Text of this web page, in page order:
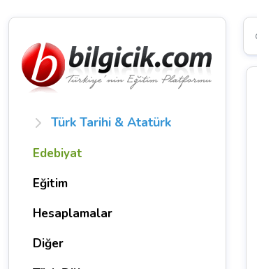
Türk Tarihi & Atatürk
Edebiyat
Eğitim
Hesaplamalar
Diğer